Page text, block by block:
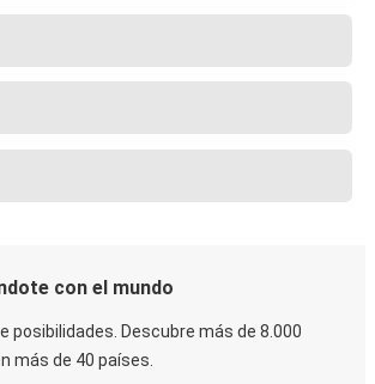
con el mundo
posibilidades. Descubre más de 8.000
más de 40 países.